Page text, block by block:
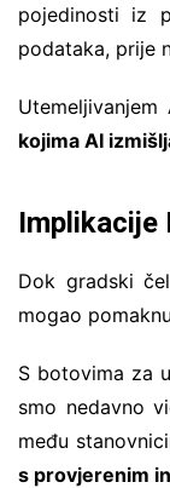
pojedinosti iz
podataka, prije
kojima AI
Implikacije
Dok gradski
mogao
S botovima za
smo nedavno
među
s provjerenim